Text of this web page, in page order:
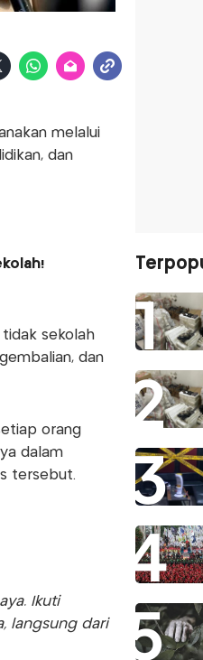
melalui
dan
tidak sekolah
dan
orang
dalam
tersebut.
Ikuti
langsung dari